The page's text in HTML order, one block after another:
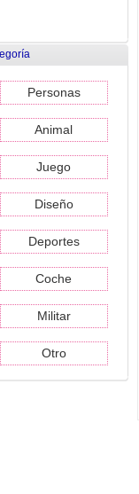
Personas
Animal
Juego
Diseño
Deportes
Coche
Militar
Otro